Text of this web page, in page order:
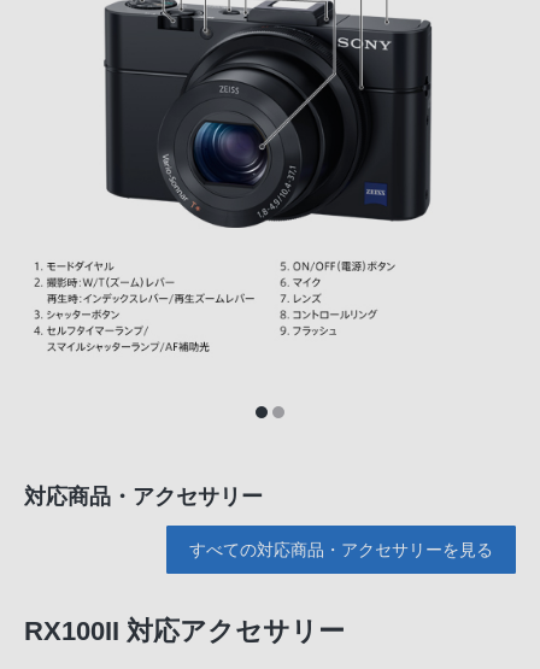
対応商品・アクセサリー
すべての対応商品・アクセサリーを見る
RX100II 対応アクセサリー